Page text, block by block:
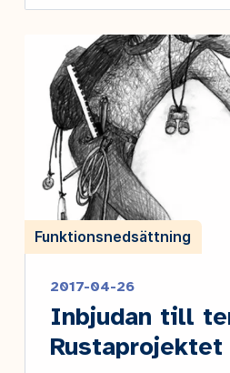
Funktionsnedsättning
2017-04-26
Inbjudan till
Rustaprojektet